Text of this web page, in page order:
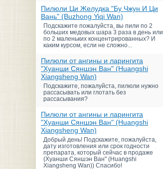
Пилюли Ци Желудка "Бу Чжун И Ци
Вань" (Buzhong Yiqi Wan)
Подскажите пожалуйста, вы пили по 2
больших медовых шара 3 раза в день или
по 2 маленьких концентрированных? И
каким курсом, если не сложно...
Пилюли от ангины и ларингита
"Хуанши Сяншэн Ван" (Huangshi
Xiangsheng Wan)
Подскажите, пожалуйста, пилюли нужно
рассасывать или глотать без
рассасывания?
Пилюли от ангины и ларингита
"Хуанши Сяншэн Ван" (Huangshi
Xiangsheng Wan)
Добрый день! Подскажите, пожалуйста,
дату изготовления или срок годности
препарата, который сейчас в продаже
(Хуанши Сяншэн Ван" (Huangshi
Xiangsheng Wan)) Спасибо!